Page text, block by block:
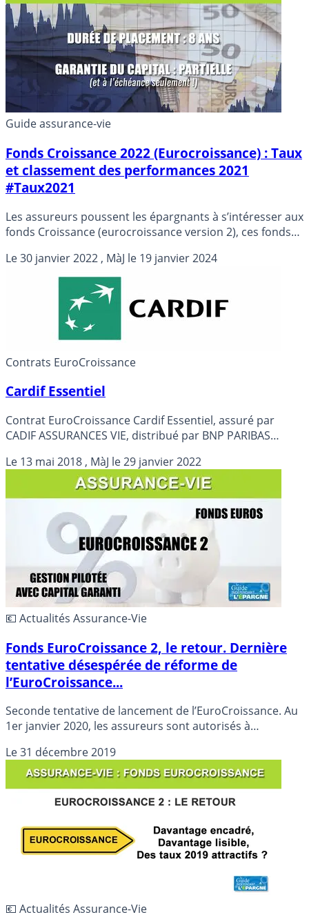
Guide assurance-vie
Fonds Croissance 2022 (Eurocroissance) : Taux
et classement des performances 2021
#Taux2021
Les assureurs poussent les épargnants à s’intéresser aux
fonds Croissance (eurocroissance version 2), ces fonds
Les performances intermédiaires publiées ne sont pas
toujours à la hauteur des espérances.
Le30 janvier 2022 , MàJ le 19 janvier 2024
Contrats EuroCroissance
Cardif Essentiel
Contrat EuroCroissance Cardif Essentiel, assuré par
CADIF ASSURANCES VIE, distribué par BNP PARIBAS
2.750% (Soit 2.277% NET des prélèvements sociaux et des
frais de gestion).
Le 13 mai 2018 , MàJ le29 janvier 2022
💶 Actualités Assurance-Vie
Fonds EuroCroissance 2, le retour. Dernière
tentative désespérée de réforme de
l’EuroCroissance...
Seconde tentative de lancement de l’EuroCroissance. Au
1er janvier 2020, les assureurs sont autorisés à
plus lisible, plus simple... Mais pas forcément plus
demandée par les épargnants.
Le31 décembre 2019
💶 Actualités Assurance-Vie